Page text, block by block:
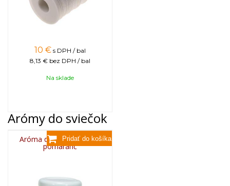
10 € s DPH / bal
8,13 € bez DPH / bal
Na sklade
Arómy do sviečok
Aróma do sviečok, 25g -
pomaranč